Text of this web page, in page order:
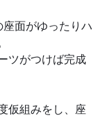
面がゆったりハ
ツがつけば完成
仮組みをし、座